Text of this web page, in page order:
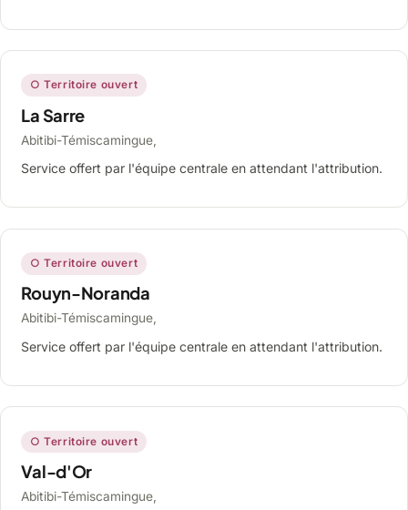
○ Territoire ouvert
La Sarre
Abitibi-Témiscamingue,
Service offert par l'équipe centrale en attendant l'attribution.
○ Territoire ouvert
Rouyn-Noranda
Abitibi-Témiscamingue,
Service offert par l'équipe centrale en attendant l'attribution.
○ Territoire ouvert
Val-d'Or
Abitibi-Témiscamingue,